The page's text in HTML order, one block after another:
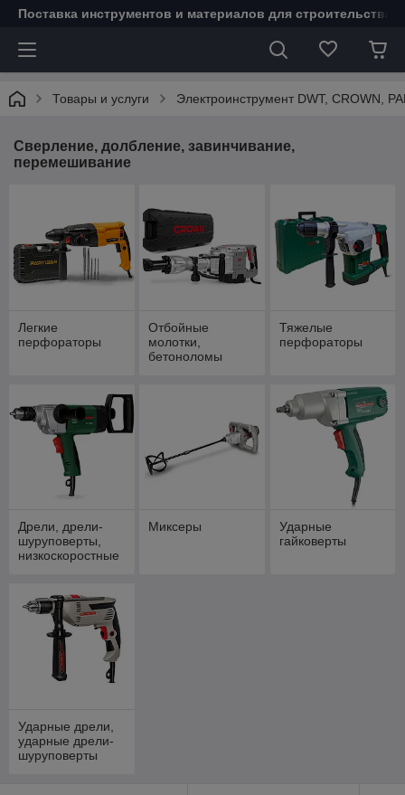
Поставка инструментов и материалов для строительства
Товары и услуги Электроинструмент DWT, CROWN,
Сверление, долбление, завинчивание,
перемешивание
Легкие
перфораторы
Отбойные
молотки,
бетоноломы
Тяжелые
перфораторы
Дрели, дрели-
шуруповерты,
низкоскоростные
Миксеры
Ударные
гайковерты
Ударные дрели,
ударные дрели-
шуруповерты